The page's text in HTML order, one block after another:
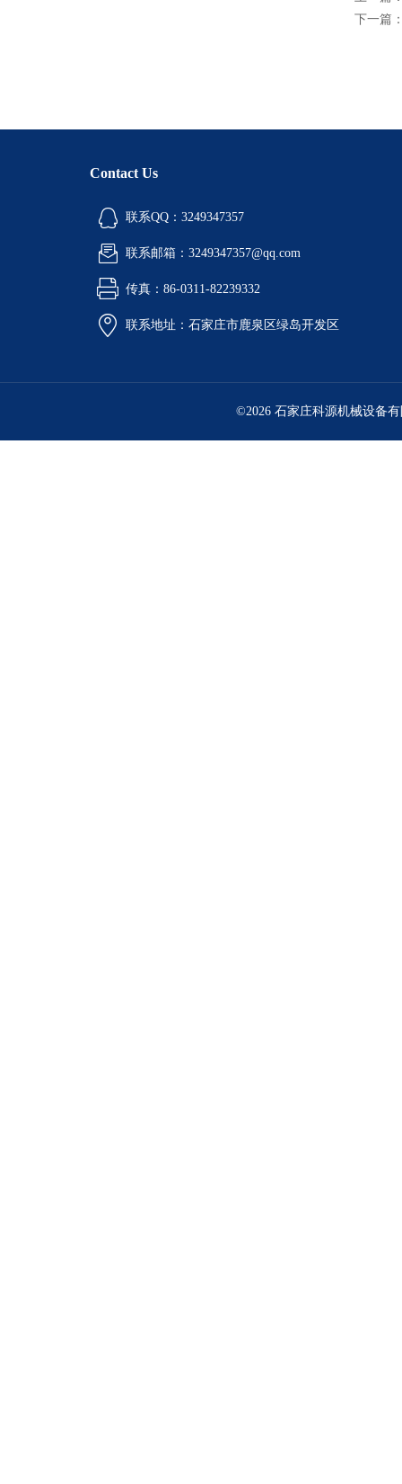
下一篇
Contact Us
联系QQ：3249347357
联系邮箱：3249347357@qq.com
传真：86-0311-82239332
联系地址：石家庄市鹿泉区绿岛开发区
©2026 石家庄科源机械设备